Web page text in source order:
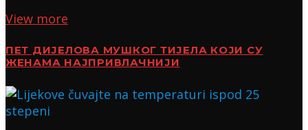
View more
ПЕТ ДИЈЕЛОВА МУШКОГ ТИЈЕЛА КОЈИ СУ
ЖЕНАМА НАЈПРИВЛАЧНИЈИ